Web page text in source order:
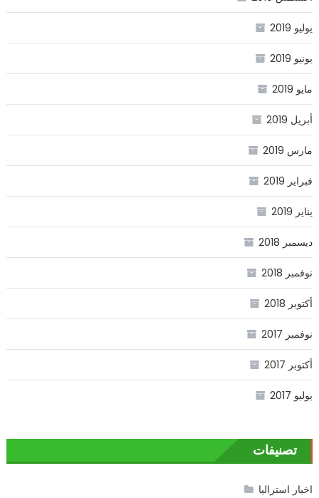
يوليو 2019
يونيو 2019
مايو 2019
أبريل 2019
مارس 2019
فبراير 2019
يناير 2019
ديسمبر 2018
نوفمبر 2018
أكتوبر 2018
نوفمبر 2017
أكتوبر 2017
يوليو 2017
تصنيفات
اخبار استراليا